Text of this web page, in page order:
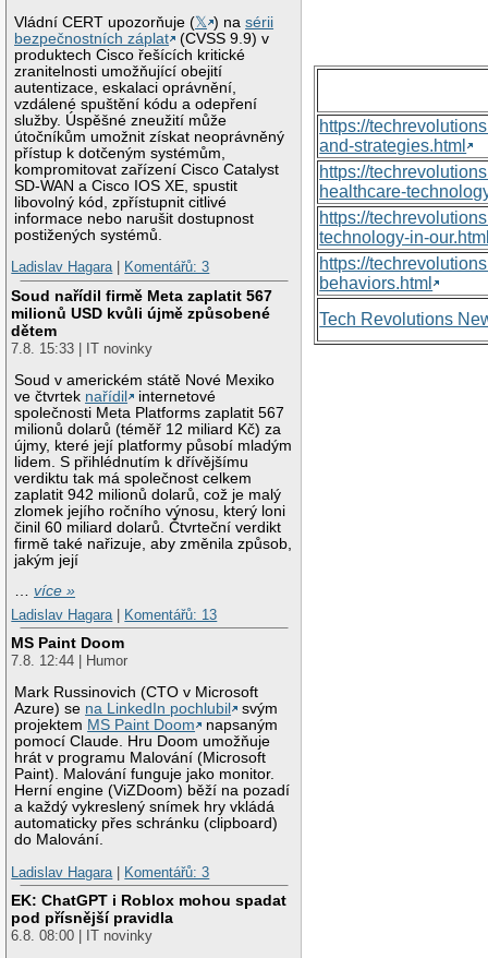
Vládní CERT upozorňuje (𝕏 ) nasérii
bezpečnostních záplat
(CVSS 9.9) v
produktech Cisco řešících kritické
zranitelnosti umožňující obejití
autentizace, eskalaci oprávnění,
vzdálené spuštění kódu a odepření
služby. Úspěšné zneužití může
útočníkům umožnit získat neoprávněný
přístup k dotčeným systémům,
kompromitovat zařízení Cisco Catalyst
SD-WAN a Cisco IOS XE, spustit
libovolný kód, zpřístupnit citlivé
informace nebo narušit dostupnost
postižených systémů.
Ladislav Hagara| Komentářů: 3
Soud nařídil firmě Meta zaplatit 567
milionů USD kvůli újmě způsobené
dětem
7.8. 15:33 | IT novinky
Soud v americkém státě Nové Mexiko
ve čtvrtek nařídil
internetové
společnosti Meta Platforms zaplatit 567
milionů dolarů (téměř 12 miliard Kč) za
újmy, které její platformy působí mladým
lidem. S přihlédnutím k dřívějšímu
verdiktu tak má společnost celkem
zaplatit 942 milionů dolarů, což je malý
zlomek jejího ročního výnosu, který loni
činil 60 miliard dolarů. Čtvrteční verdikt
firmě také nařizuje, aby změnila způsob,
jakým její
…více »
Ladislav Hagara
Komentářů: 13
MS Paint Doom
7.8. 12:44 | Humor
Mark Russinovich (CTO v Microsoft
Azure) se na LinkedIn pochlubil
svým
projektem MS Paint Doom
napsaným
pomocí Claude. Hru Doom umožňuje
hrát v programu Malování (Microsoft
Paint). Malování funguje jako monitor.
Herní engine (ViZDoom) běží na pozadí
a každý vykreslený snímek hry vkládá
automaticky přes schránku (clipboard)
do Malování.
Ladislav Hagara
Komentářů: 3
EK: ChatGPT i Roblox mohou spadat
pod přísnější pravidla
6.8. 08:00 | IT novinky
https://
and-strategies.html
https://
healthcare-
https://
technology-in-
https://
behaviors.html
Tech Revolutions